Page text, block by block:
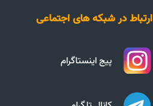
ارتباط در شبکه های اجتماعی
پیج اینستاگرام